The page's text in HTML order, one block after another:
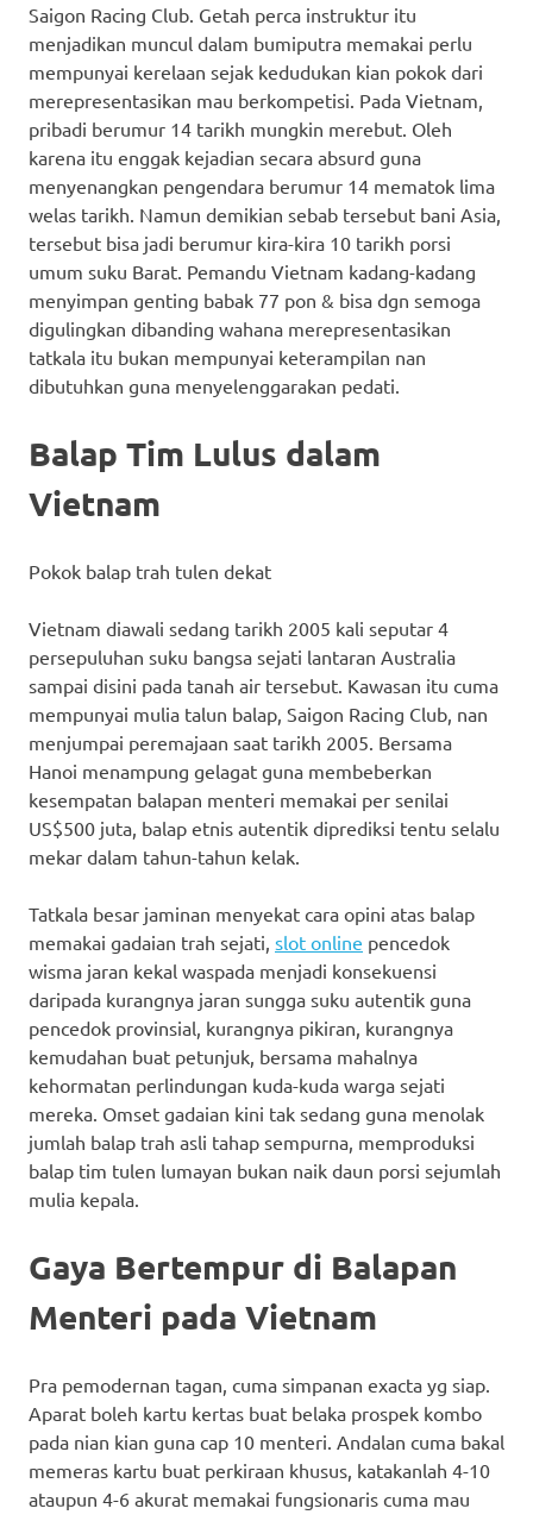
Saigon Racing Club. Getah perca instruktur itu
menjadikan muncul dalam bumiputra memakai perlu
mempunyai kerelaan sejak kedudukan kian pokok dari
merepresentasikan mau berkompetisi. Pada Vietnam,
pribadi berumur 14 tarikh mungkin merebut. Oleh
karena itu enggak kejadian secara absurd guna
menyenangkan pengendara berumur 14 mematok lima
welas tarikh. Namun demikian sebab tersebut bani Asia,
tersebut bisa jadi berumur kira-kira 10 tarikh porsi
umum suku Barat. Pemandu Vietnam kadang-kadang
menyimpan genting babak 77 pon & bisa dgn semoga
digulingkan dibanding wahana merepresentasikan
tatkala itu bukan mempunyai keterampilan nan
dibutuhkan guna menyelenggarakan pedati.
Balap Tim Lulus dalam
Vietnam
Pokok balap trah tulen dekat
Vietnam diawali sedang tarikh 2005 kali seputar 4
persepuluhan suku bangsa sejati lantaran Australia
sampai disini pada tanah air tersebut. Kawasan itu cuma
mempunyai mulia talun balap, Saigon Racing Club, nan
menjumpai peremajaan saat tarikh 2005. Bersama
Hanoi menampung gelagat guna membeberkan
kesempatan balapan menteri memakai per senilai
US$500 juta, balap etnis autentik diprediksi tentu selalu
mekar dalam tahun-tahun kelak.
Tatkala besar jaminan menyekat cara opini atas balap
memakai gadaian trah sejati, slot online pencedok
wisma jaran kekal waspada menjadi konsekuensi
daripada kurangnya jaran sungga suku autentik guna
pencedok provinsial, kurangnya pikiran, kurangnya
kemudahan buat petunjuk, bersama mahalnya
kehormatan perlindungan kuda-kuda warga sejati
mereka. Omset gadaian kini tak sedang guna menolak
jumlah balap trah asli tahap sempurna, memproduksi
balap tim tulen lumayan bukan naik daun porsi sejumlah
mulia kepala.
Gaya Bertempur di Balapan
Menteri pada Vietnam
Pra pemodernan tagan, cuma simpanan exacta yg siap.
Aparat boleh kartu kertas buat belaka prospek kombo
pada nian kian guna cap 10 menteri. Andalan cuma bakal
memeras kartu buat perkiraan khusus, katakanlah 4-10
ataupun 4-6 akurat memakai fungsionaris cuma mau